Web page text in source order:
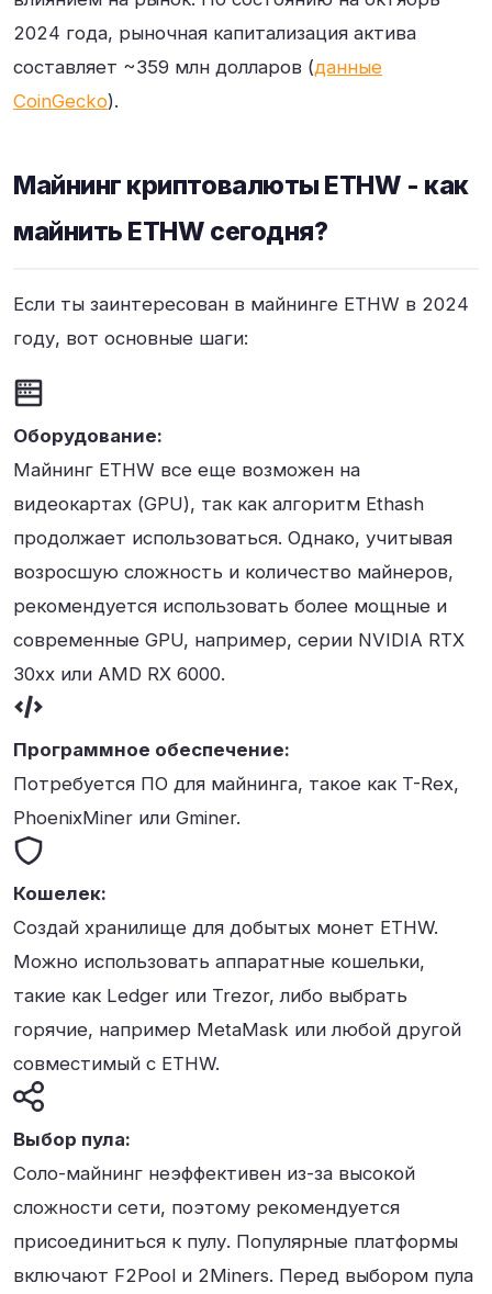
2024 года, рыночная капитализация актива
составляет ~359 млн долларов (данные
CoinGecko).
Майнинг криптовалюты ETHW - как
майнить ETHW сегодня?
Если ты заинтересован в майнинге ETHW в 2024
году, вот основные шаги:
Оборудование:
Майнинг ETHW все еще возможен на
видеокартах (GPU), так как алгоритм Ethash
продолжает использоваться. Однако, учитывая
возросшую сложность и количество майнеров,
рекомендуется использовать более мощные и
современные GPU, например, серии NVIDIA RTX
30xx или AMD RX 6000.
Программное обеспечение:
Потребуется ПО для майнинга, такое как T-Rex,
PhoenixMiner или Gminer.
Кошелек:
Создай хранилище для добытых монет ETHW.
Можно использовать аппаратные кошельки,
такие как Ledger или Trezor, либо выбрать
горячие, например MetaMask или любой другой
совместимый с ETHW.
Выбор пула:
Соло-майнинг неэффективен из-за высокой
сложности сети, поэтому рекомендуется
присоединиться к пулу. Популярные платформы
включают F2Pool и 2Miners. Перед выбором пула